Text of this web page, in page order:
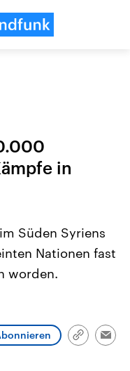
Aktuelle Beiträge,
Hintergründe
Wirtschaftlich und
aktuelle Weltgeschehen.
in
Süden Syriens
Nationen fast
worden.
Link